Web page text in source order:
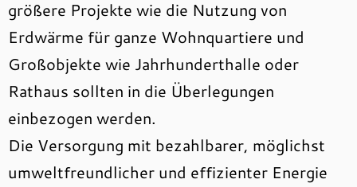
größere Projekte wie die Nutzung von
Erdwärme für ganze Wohnquartiere und
Großobjekte wie Jahrhunderthalle oder
Rathaus sollten in die Überlegungen
einbezogen werden.
Die Versorgung mit bezahlbarer, möglichst
umweltfreundlicher und effizienter Energie